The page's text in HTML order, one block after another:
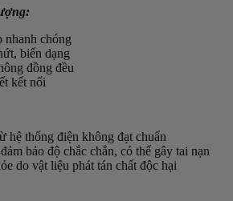
nhanh chóng
biến dạng
đồng đều
kết nối
hệ thống điện không đạt chuẩn
bảo độ chắc chắn, có thể gây tai nạn
do vật liệu phát tán chất độc hại